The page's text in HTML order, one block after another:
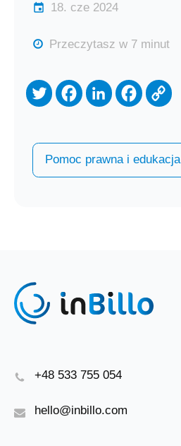
18. cze 2024
Przeczytasz w 7 minut
Pomoc prawna i edukacja
+48 533 755 054
hello@inbillo.com